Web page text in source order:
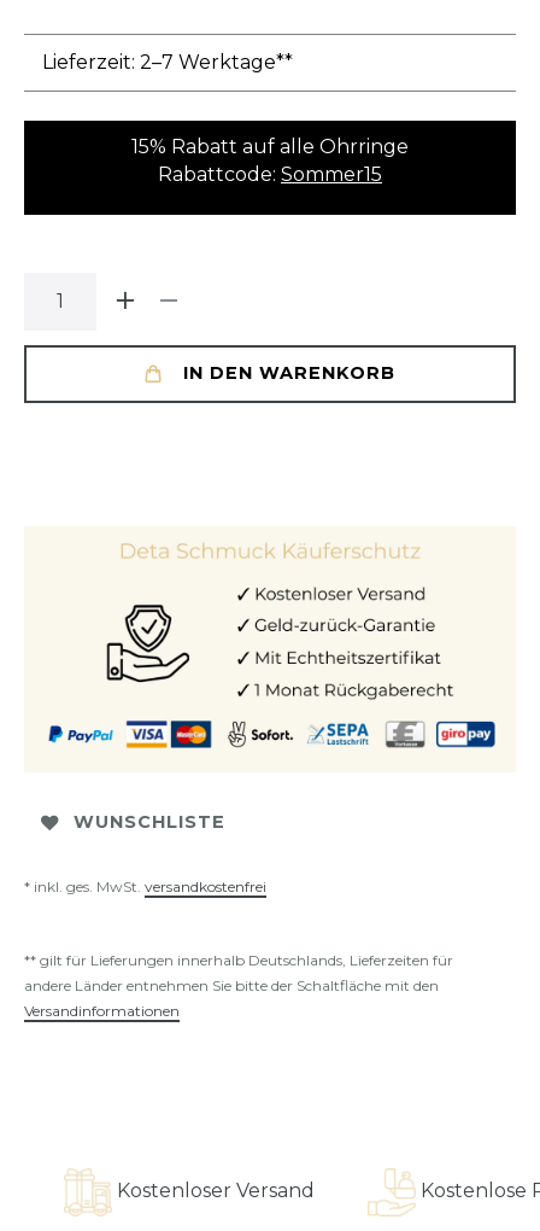
Lieferzeit: 2–7 Werktage**
15% Rabatt auf alle Ohrringe
Rabattcode: Sommer15
IN DEN WARENKORB
WUNSCHLISTE
* inkl. ges. MwSt. versandkostenfrei
** gilt für Lieferungen innerhalb Deutschlands, Lieferzeiten für
andere Länder entnehmen Sie bitte der Schaltfläche mit den
Versandinformationen
Kostenloser Versand Kostenlose